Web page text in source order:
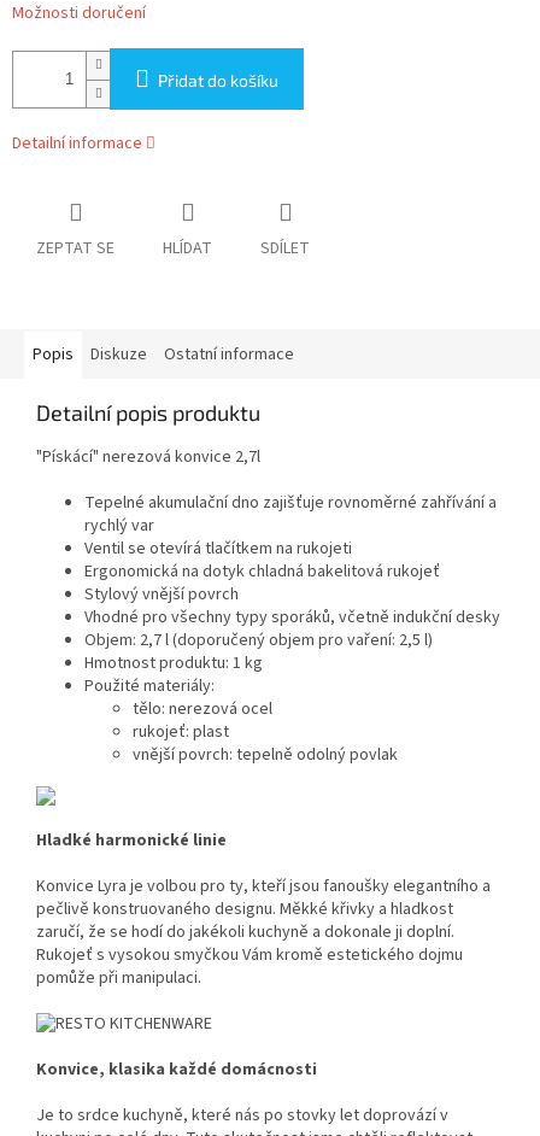
Možnosti doručení
Přidat do košíku
Detailní informace
ZEPTAT SE HLÍDAT SDÍLET
Popis Diskuze Ostatní informace
Detailní popis produktu
"Pískácí" nerezová konvice 2,7l
Tepelné akumulační dno zajišťuje rovnoměrné zahřívání a
rychlý var
Ventil se otevírá tlačítkem na rukojeti
Ergonomická na dotyk chladná bakelitová rukojeť
Stylový vnější povrch
Vhodné pro všechny typy sporáků, včetně indukční desky
Objem: 2,7 l (doporučený objem pro vaření: 2,5 l)
Hmotnost produktu: 1 kg
Použité materiály:
tělo: nerezová ocel
rukojeť: plast
vnější povrch: tepelně odolný povlak
Hladké harmonické linie
Konvice Lyra je volbou pro ty, kteří jsou fanoušky elegantního a
pečlivě konstruovaného designu. Měkké křivky a hladkost
zaručí, že se hodí do jakékoli kuchyně a dokonale ji doplní.
Rukojeť s vysokou smyčkou Vám kromě estetického dojmu
pomůže při manipulaci.
Konvice, klasika každé domácnosti
Je to srdce kuchyně, které nás po stovky let doprovází v